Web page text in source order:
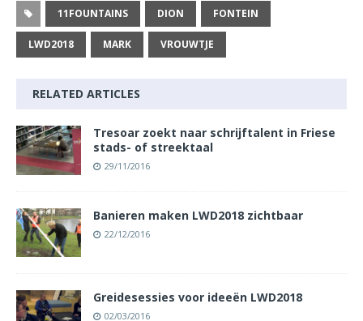
11FOUNTAINS DION FONTEIN
LWD2018 MARK VROUWTJE
RELATED ARTICLES
Tresoar zoekt naar schrijftalent in Friese
stads- of streektaal
29/11/2016
Banieren maken LWD2018 zichtbaar
22/12/2016
Greidesessies voor ideeën LWD2018
02/03/2016